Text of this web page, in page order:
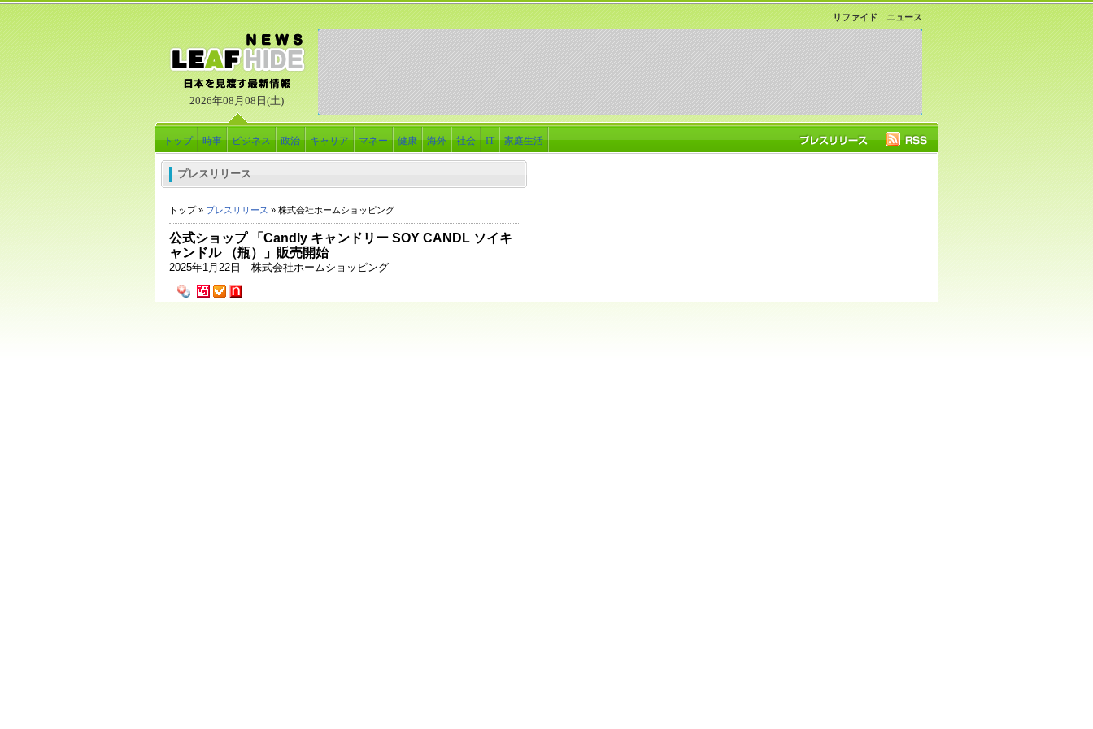
2026年08月08日(土)
リファイド ニュース
トップ 時事 ビジネス 政治 キャリア マネー 健康 海外 社会 IT 家庭生活
プレスリリース
トップ » プレスリリース » 株式会社ホームショッピング
公式ショップ 「Candly キャンドリー SOY CANDL ソイキ
ャンドル （瓶）」販売開始
2025年1月22日 株式会社ホームショッピング